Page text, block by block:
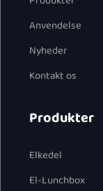
Anvendelse
Nyheder
Kontakt os
Produkter
Elkedel
El-Lunchbox